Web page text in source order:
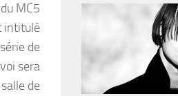
MC5
intitulé
de
sera
de